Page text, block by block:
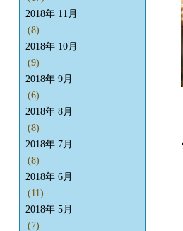
2018年 11月
(8)
2018年 10月
(9)
2018年 9月
(6)
2018年 8月
(8)
2018年 7月
(8)
2018年 6月
(11)
2018年 5月
(7)